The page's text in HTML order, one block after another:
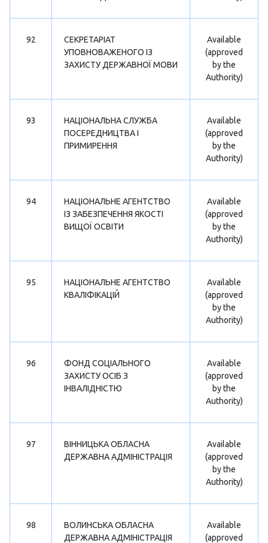
92
СЕКРЕТАРІАТ
УПОВНОВАЖЕНОГО ІЗ
ЗАХИСТУ ДЕРЖАВНОЇ МОВИ
Available
(approved
by the
Authority)
93
НАЦІОНАЛЬНА СЛУЖБА
ПОСЕРЕДНИЦТВА І
ПРИМИРЕННЯ
Available
(approved
by the
Authority)
94
НАЦІОНАЛЬНЕ АГЕНТСТВО
ІЗ ЗАБЕЗПЕЧЕННЯ ЯКОСТІ
ВИЩОЇ ОСВІТИ
Available
(approved
by the
Authority)
95
НАЦІОНАЛЬНЕ АГЕНТСТВО
КВАЛІФІКАЦІЙ
Available
(approved
by the
Authority)
96
ФОНД СОЦІАЛЬНОГО
ЗАХИСТУ ОСІБ З
ІНВАЛІДНІСТЮ
Available
(approved
by the
Authority)
97
ВІННИЦЬКА ОБЛАСНА
ДЕРЖАВНА АДМІНІСТРАЦІЯ
Available
(approved
by the
Authority)
98
ВОЛИНСЬКА ОБЛАСНА
ДЕРЖАВНА АДМІНІСТРАЦІЯ
Available
(approved